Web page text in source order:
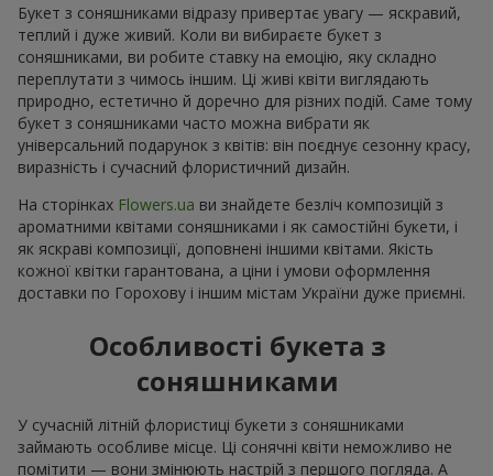
Букет з соняшниками відразу привертає увагу — яскравий,
теплий і дуже живий. Коли ви вибираєте букет з
соняшниками, ви робите ставку на емоцію, яку складно
переплутати з чимось іншим. Ці живі квіти виглядають
природно, естетично й доречно для різних подій. Саме тому
букет з соняшниками часто можна вибрати як
універсальний подарунок з квітів: він поєднує сезонну красу,
виразність і сучасний флористичний дизайн.
На сторінках Flowers.ua ви знайдете безліч композицій з
ароматними квітами соняшниками і як самостійні букети, і
як яскраві композиції, доповнені іншими квітами. Якість
кожної квітки гарантована, а ціни і умови оформлення
доставки по Горохову і іншим містам України дуже приємні.
Особливості букета з
соняшниками
У сучасній літній флористиці букети з соняшниками
займають особливе місце. Ці сонячні квіти неможливо не
помітити — вони змінюють настрій з першого погляда. А